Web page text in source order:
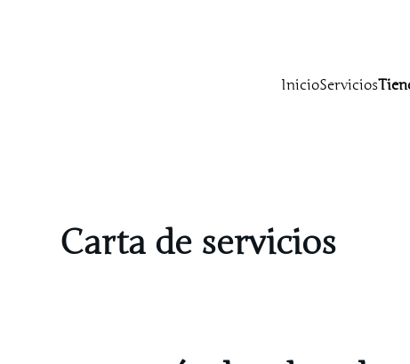
InicioServicios
Carta de servicios